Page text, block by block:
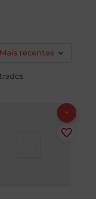
Mais recentes